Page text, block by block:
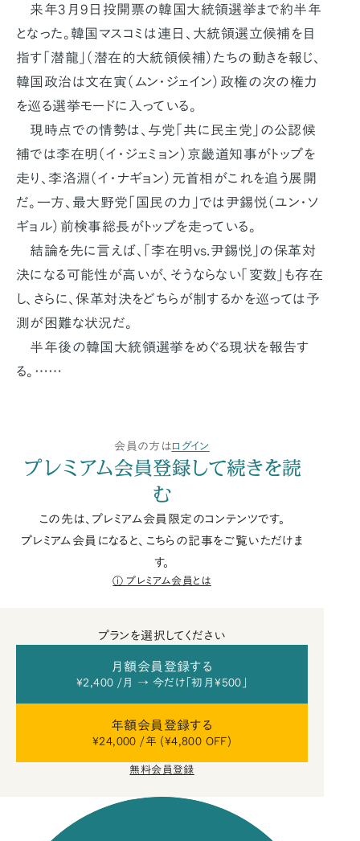
来年3月9日投開票の韓国大統領選挙まで約半年
となった。韓国マスコミは連日、大統領選立候補を目
指す「潜龍」（潜在的大統領候補）たちの動きを報じ、
韓国政治は文在寅（ムン・ジェイン）政権の次の権力
を巡る選挙モードに入っている。
現時点での情勢は、与党「共に民主党」の公認候
補では李在明（イ・ジェミョン）京畿道知事がトップを
走り、李洛淵（イ・ナギョン）元首相がこれを追う展開
だ。一方、最大野党「国民の力」では尹錫悦（ユン・ソ
ギョル）前検事総長がトップを走っている。
結論を先に言えば、「李在明vs.尹錫悦」の保革対
決になる可能性が高いが、そうならない「変数」も存在
し、さらに、保革対決をどちらが制するかを巡っては予
測が困難な状況だ。
半年後の韓国大統領選挙をめぐる現状を報告す
る。……
会員の方はログイン
プレミアム会員登録して続きを読
む
この先は、プレミアム会員限定のコンテンツです。
プレミアム会員になると、こちらの記事をご覧いただけま
す。
プレミアム会員とは
プランを選択してください
月額会員登録する
¥2,400 /月 → 今だけ「初月¥500」
年額会員登録する
¥24,000 /年 (¥4,800 OFF)
無料会員登録